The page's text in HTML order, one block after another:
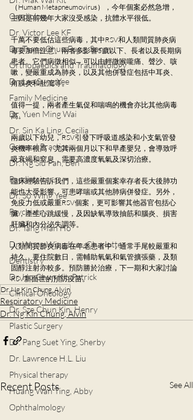
Cardiology
Dr. Victor Lee KF
Dr. Tsang Chun Fung, Sunny
Orthopaedics and Traumatology
Dr. Lee Sung Yee
Family Medicine
Dr. Yuen Ming Wai
Dr. Sin Ka Ling, Cecilia
General Practice
Dr. Ng Siu Pan, Ben
Paediatrics
Dr. So Wing Yee
Psychiatry
Dr. Tang Man Ho
Dr. Wong Wing Kun, Charlotte
Dentistry
Dr. Ho Chun Kit, Patrick
Clinical Oncology
Dr. Sze Chun Kin, Henry
Plastic Surgery
Dr. Pang Suet Ying, Sherby
Dr. Lawrence H.L. Liu
Physical therapy
Huang Wan Ting, Abby
Ophthalmology
（Human Metapneumovirus），今年個案必然急增，
主因是前幾年大家沒受感染，抗體水平很低。
千萬不要低估這些病毒，其中RSV和人類間質肺炎病
毒要加倍注意。兩者多影響5歲以下、長者以及長期病
患者。它們病徵相似，可以由輕微喉嚨痛、聲沙、咳
嗽，變嚴重成為肺炎，以及其他併發症包括中耳炎、
角膜炎和肚瀉等。
值得一提，兩者產生氣促和喘鳴的機會亦比其他病毒
高。
兩歲以下幼兒，RSV引發下呼吸道感染和小支氣管發
炎機率很高，尤其兩個月以下和早產嬰兒，會導致呼
吸衰竭和窒息，需要高濃度氧氣及深切治療。
臨床經驗告訴我們，這些嚴重個案幸存者長大後肺功
能也大受影響，可患哮喘或其他肺病併發症。另外，
免疫力低或嚴重RSV個案，更可影響其他器官包括心
臟，產生心跳緩慢，及因缺氧導致抽筋和腦炎、損害
肝臟和內分泌失調等。
人類間質肺炎病毒在年老患者中，通常手尾較嚴重和
持久，要住院數日，需輔助氧氣和氣管擴張藥，及類
固醇注射亦較多。預防勝於治療，下一期和大家討論
RSV新面世的預防疫苗。
Dr. Ng Kin Chung, Alvin
Respiratory Medicine
Dr. Ng Kin Chung, Alvin
Recent Posts See All